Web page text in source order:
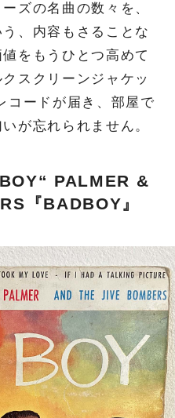
ズの名曲の数々を、
、内容もさることな
をもうひとつ高めて
スクリーンジャケッ
コードが届き、部屋で
が忘れられません。
PALMER &
『BADBOY』